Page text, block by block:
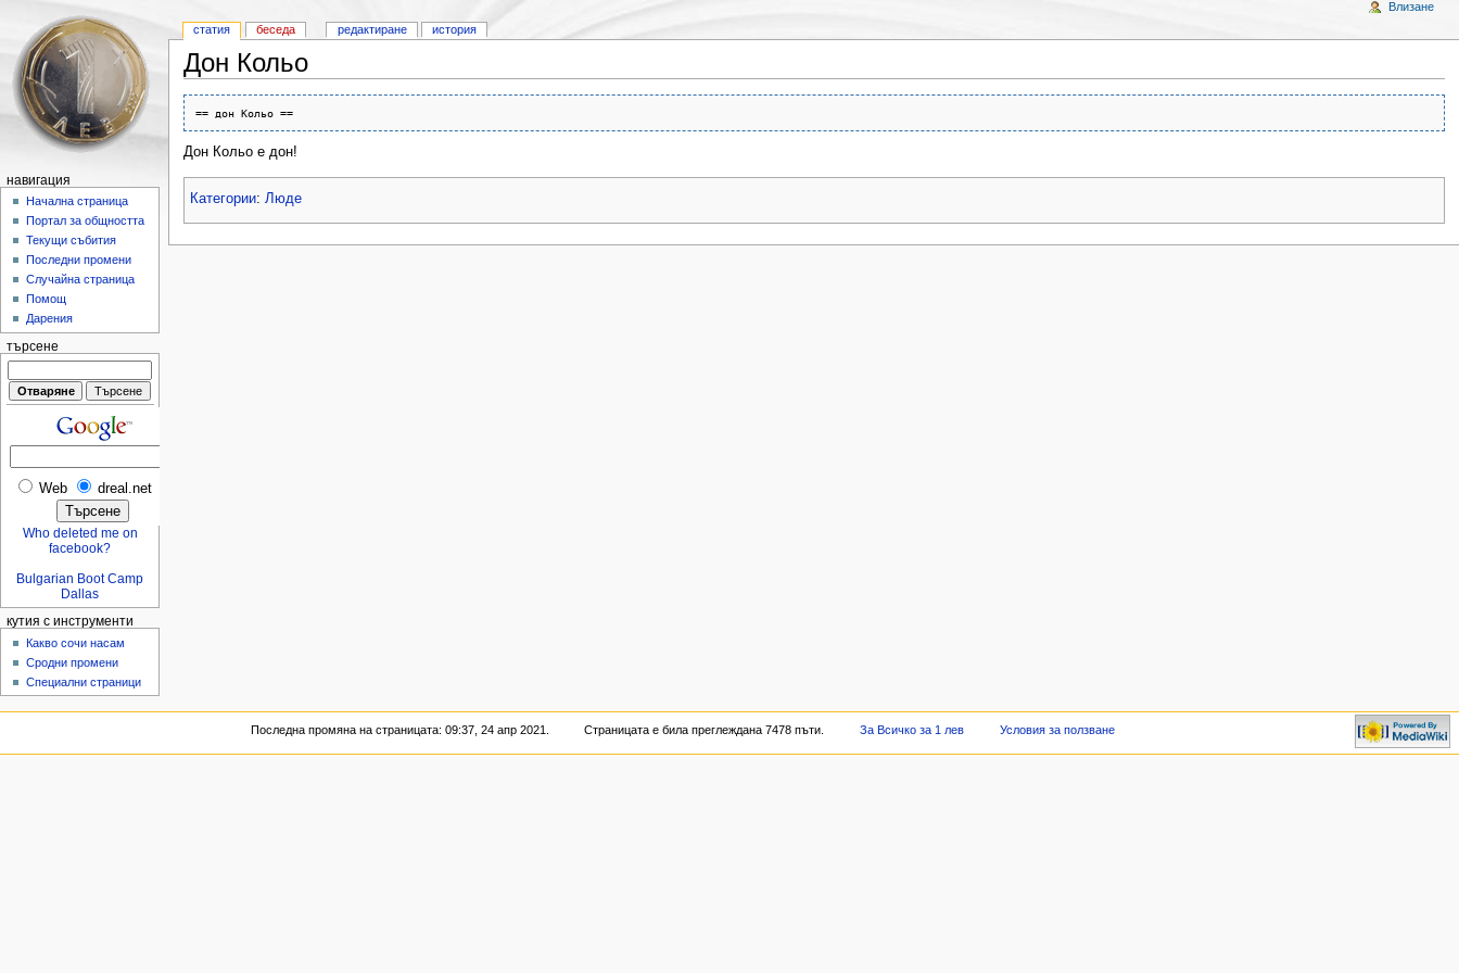
Дон Кольо
== дон Кольо ==
Дон Кольо е дон!
Категории: Люде
статия беседа редактиране история
Влизане
навигация
Начална страница
Портал за общността
Текущи събития
Последни промени
Случайна страница
Помощ
Дарения
търсене
Web dreal.net
Who deleted me on
facebook?
Bulgarian Boot Camp
Dallas
кутия с инструменти
Какво сочи насам
Сродни промени
Специални страници
Последна промяна на страницата: 09:37, 24 апр 2021. Страницата е била преглеждана 7478 пъти. За Всичко за 1 лев Условия за ползване